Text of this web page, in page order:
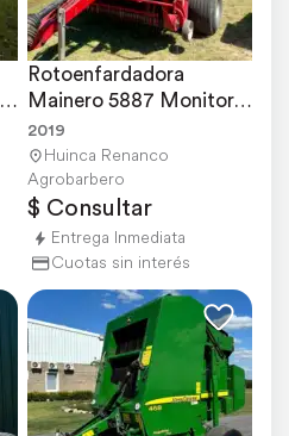
Rotoenfardadora
Mainero 5887 Monitor
MAG 100
2019
Huinca Renanco
Agrobarbero
$ Consultar
Entrega Inmediata
Cuotas sin interés